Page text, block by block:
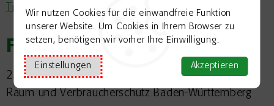
Wir nutzen Cookies für die einwandfreie Funktion
unserer Website. Um Cookies in Ihrem Browser zu
setzen, benötigen wir vorher Ihre Einwilligung.
Einstellungen Akzeptieren
Tierschutzgesetz (TierSchG)
Freigabevermerk
23.02.2023 Ministerium für Ernährung, Ländlichen
Raum und Verbraucherschutz Baden-Württemberg